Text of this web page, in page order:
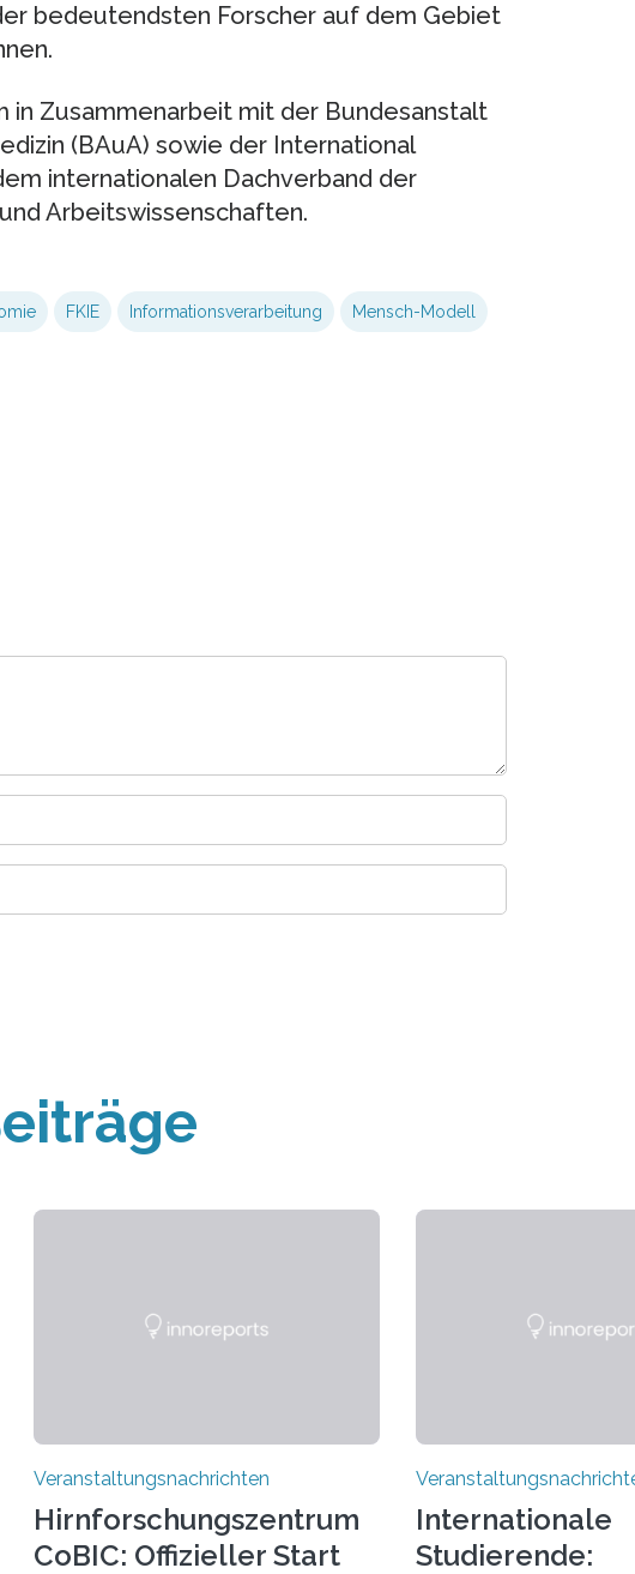
bedeutendsten Forscher auf dem Gebiet
in Zusammenarbeit mit der Bundesanstalt
(BAuA) sowie der International
internationalen Dachverband der
Arbeitswissenschaften.
FKIE Informationsverarbeitung Mensch-Modell
Veranstaltungsnachrichten
Hirnforschungszentrum
CoBIC: Offizieller Start
Internationale
Studierende: